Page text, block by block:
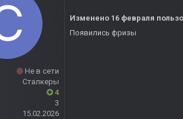
Не в сети
Сталкеры
4
3
15.02.2026
Изменено 16 февраля
Появились фризы